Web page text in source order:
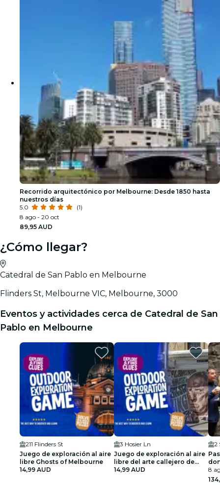
Recorrido arquitectónico por Melbourne: Desde 1850 hasta
nuestros días
5.0
(1)
8 ago - 20 oct
89,95 AUD
¿Cómo llegar?
Catedral de San Pablo en Melbourne
Flinders St, Melbourne VIC, Melbourne, 3000
Eventos y actividades cerca de Catedral de San
Pablo en Melbourne
211 Flinders St
Juego de exploración al aire
libre Ghosts of Melbourne
14,99 AUD
3 Hosier Ln
Juego de exploración al aire
libre del arte callejero de
Melbourne
14,99 AUD
2
8